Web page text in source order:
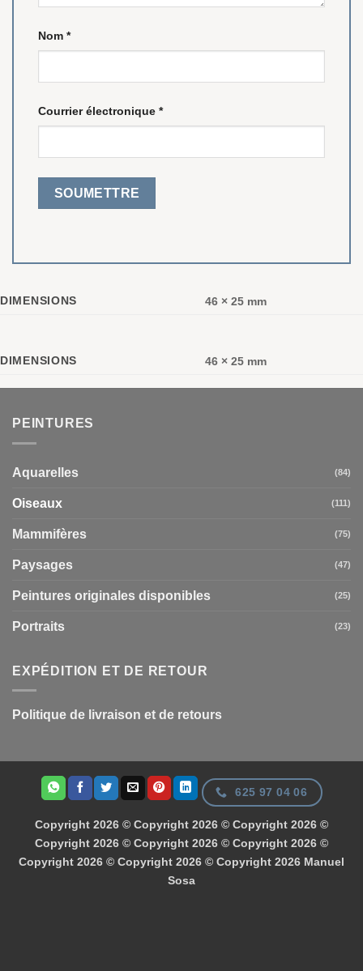
Nom *
Courrier électronique *
DIMENSIONS 46 × 25 mm
DIMENSIONS 46 × 25 mm
PEINTURES
Aquarelles (84)
Oiseaux (111)
Mammifères (75)
Paysages (47)
Peintures originales disponibles (25)
Portraits (23)
EXPÉDITION ET DE RETOUR
Politique de livraison et de retours
625 97 04 06
Copyright 2026 © Copyright 2026 © Copyright 2026 ©
Copyright 2026 © Copyright 2026 © Copyright 2026 ©
Copyright 2026 © Copyright 2026 © Copyright 2026 Manuel
Sosa